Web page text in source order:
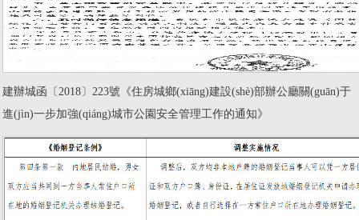
建辦城函〔2018〕223號《住房城鄉(xiāng)建設(shè)部辦公廳關(guān)于
進(jìn)一步加強(qiáng)城市公園安全管理工作的通知》